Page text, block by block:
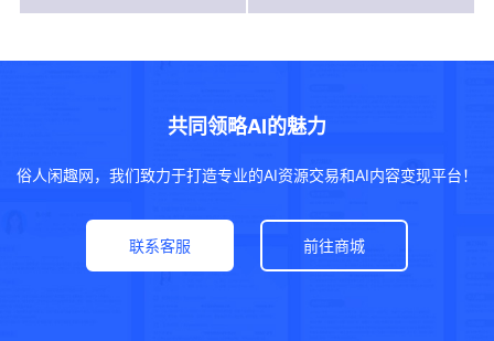
共同领略AI的魅力
俗人闲趣网，我们致力于打造专业的AI资源交易和AI内容变现平台！
联系客服 前往商城